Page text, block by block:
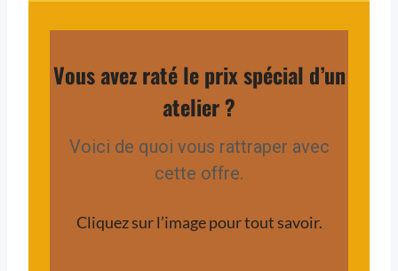
Vous avez raté le prix spécial d’un
atelier ?
Voici de quoi vous rattraper avec
cette offre.
Cliquez sur l’image pour tout savoir.